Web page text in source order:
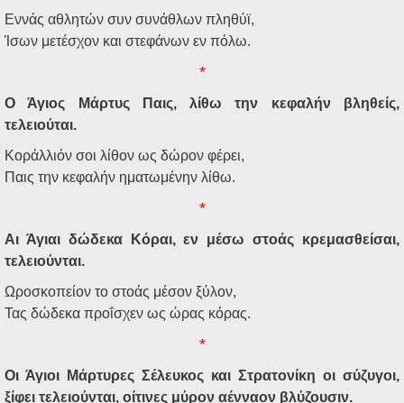
Εννάς αθλητών συν συνάθλων πληθύϊ,
Ίσων μετέσχον και στεφάνων εν πόλω.
*
Ο Άγιος Μάρτυς Παις, λίθω την κεφαλήν βληθείς,
τελειούται.
Κοράλλιόν σοι λίθον ως δώρον φέρει,
Παις την κεφαλήν ηματωμένην λίθω.
*
Αι Άγιαι δώδεκα Κόραι, εν μέσω στοάς κρεμασθείσαι,
τελειούνται.
Ωροσκοπείον το στοάς μέσον ξύλον,
Τας δώδεκα προΐσχεν ως ώρας κόρας.
*
Οι Άγιοι Μάρτυρες Σέλευκος και Στρατονίκη οι σύζυγοι,
ξίφει τελειούνται, οίτινες μύρον αένναον βλύζουσιν.